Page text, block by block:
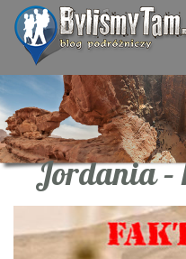
Jordania